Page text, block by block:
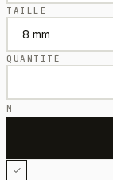
TAILLE
QUANTITÉ
M